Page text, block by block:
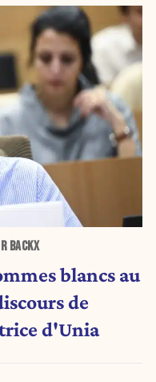
BACKX
blancs au
de
d'Unia